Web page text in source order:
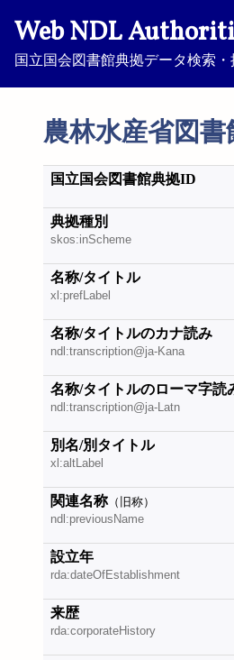
Web NDL
国立国会図書館典拠データ検索・
農林水産省図書
国立国会図書館典拠ID
典拠種別
skos:inScheme
名称/タイトル
xl:prefLabel
名称/タイトルのカナ読み
ndl:transcription@ja-Kana
名称/タイトルのローマ字読
ndl:transcription@ja-Latn
別名/別タイトル
xl:altLabel
関連名称（旧称）
ndl:previousName
設立年
rda:dateOfEstablishment
来歴
rda:corporateHistory